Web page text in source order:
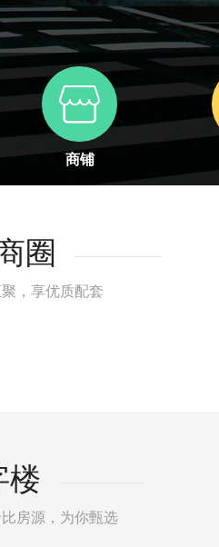
用户131***6332
用户156***7665
用户131***3255
138***8598
用户131***5856
用户133***3220
用户189***4258
商铺
圈
，享优质配套
楼
房源，为你甄选